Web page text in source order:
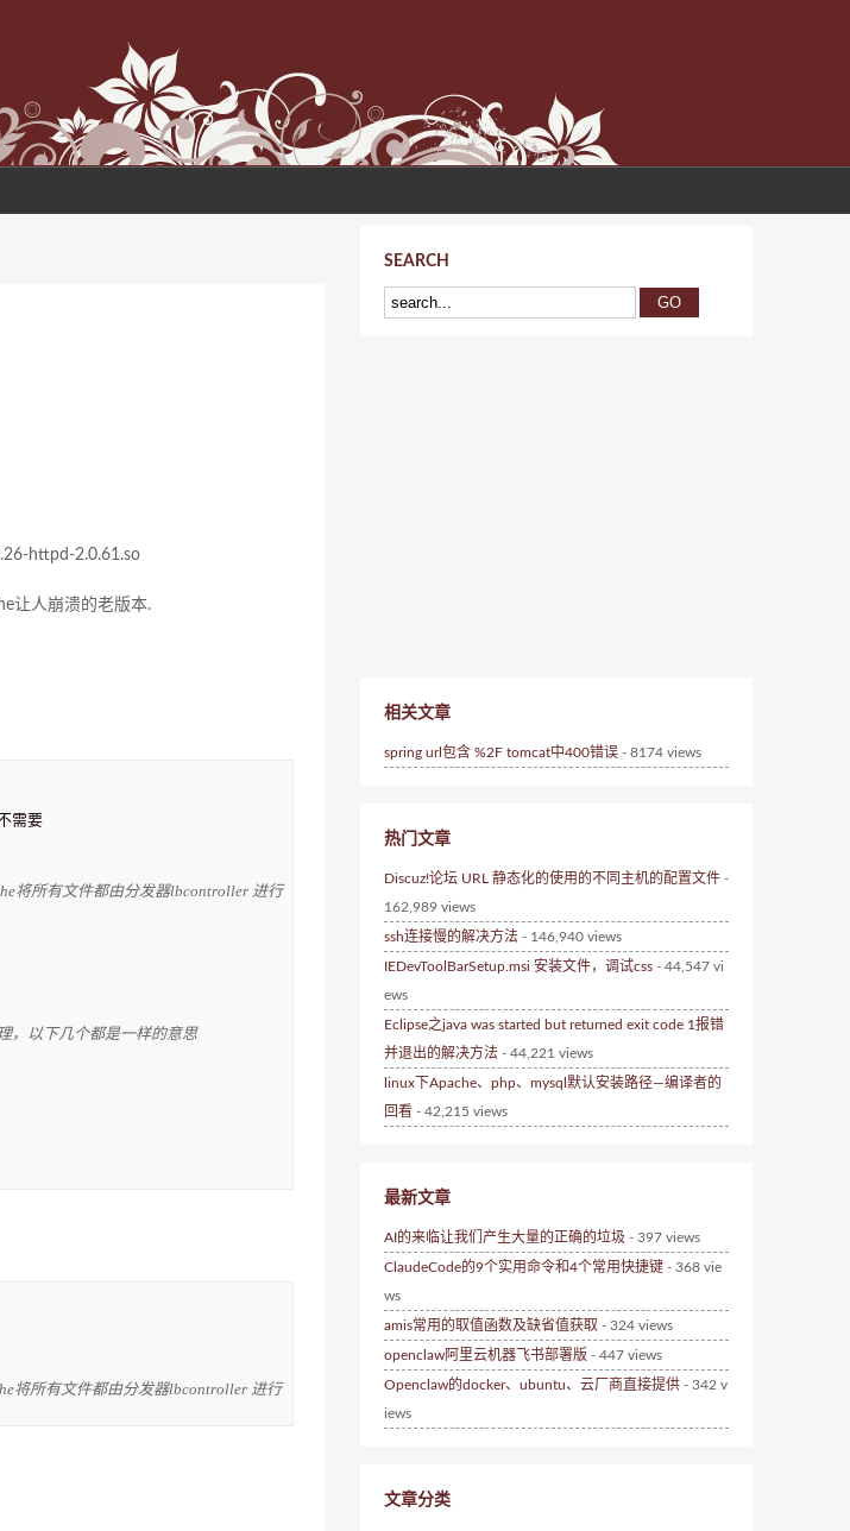
httpd-2.0.61.so
让人崩溃的老版本.
需要
将所有文件都由分发器lbcontroller 进行
，以下几个都是一样的意思
将所有文件都由分发器lbcontroller 进行
SEARCH
相关文章
spring url包含 %2F tomcat中400错误 - 8174 views
热门文章
Discuz!论坛 URL 静态化的使用的不同主机的配置文件 -
162,989 views
ssh连接慢的解决方法 - 146,940 views
IEDevToolBarSetup.msi 安装文件，调试css - 44,547 vi
ews
Eclipse之java was started but returned exit code 1报错
并退出的解决方法 - 44,221 views
linux下Apache、php、mysql默认安装路径—编译者的
回看 - 42,215 views
最新文章
AI的来临让我们产生大量的正确的垃圾 - 397 views
ClaudeCode的9个实用命令和4个常用快捷键 - 368 vie
ws
amis常用的取值函数及缺省值获取 - 324 views
openclaw阿里云机器飞书部署版 - 447 views
Openclaw的docker、ubuntu、云厂商直接提供 - 342 v
iews
文章分类